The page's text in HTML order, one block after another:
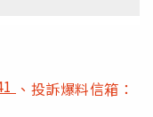
、投訴爆料信箱：